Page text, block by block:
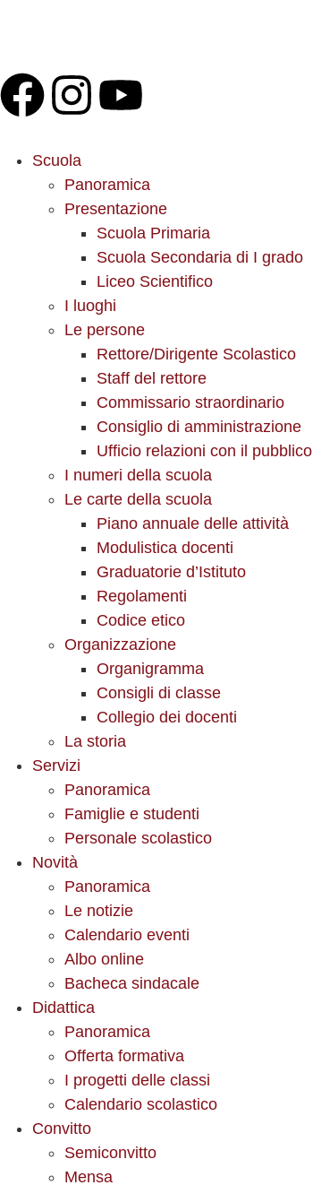
Scuola
Panoramica
Presentazione
Scuola Primaria
Scuola Secondaria di I grado
Liceo Scientifico
I luoghi
Le persone
Rettore/Dirigente Scolastico
Staff del rettore
Commissario straordinario
Consiglio di amministrazione
Ufficio relazioni con il pubblico
I numeri della scuola
Le carte della scuola
Piano annuale delle attività
Modulistica docenti
Graduatorie d’Istituto
Regolamenti
Codice etico
Organizzazione
Organigramma
Consigli di classe
Collegio dei docenti
La storia
Servizi
Panoramica
Famiglie e studenti
Personale scolastico
Novità
Panoramica
Le notizie
Calendario eventi
Albo online
Bacheca sindacale
Didattica
Panoramica
Offerta formativa
I progetti delle classi
Calendario scolastico
Convitto
Semiconvitto
Mensa